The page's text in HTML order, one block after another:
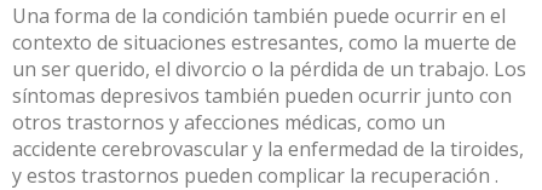
Una forma de la condición también puede ocurrir en el
contexto de situaciones estresantes, como la muerte de
un ser querido, el divorcio o la pérdida de un trabajo. Los
síntomas depresivos también pueden ocurrir junto con
otros trastornos y afecciones médicas, como un
accidente cerebrovascular y la enfermedad de la tiroides,
yestos trastornos pueden complicar la recuperación .